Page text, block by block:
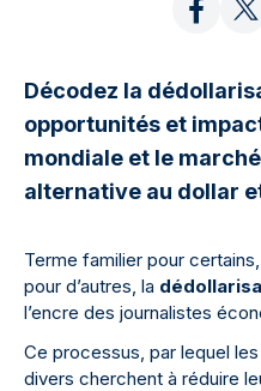
Décodez la
opportunités et
mondiale et le
alternative au dollar
Terme familier pour
pour d’autres, la
l’encre des journalistes
Ce processus, par lequel
divers cherchent à réduire